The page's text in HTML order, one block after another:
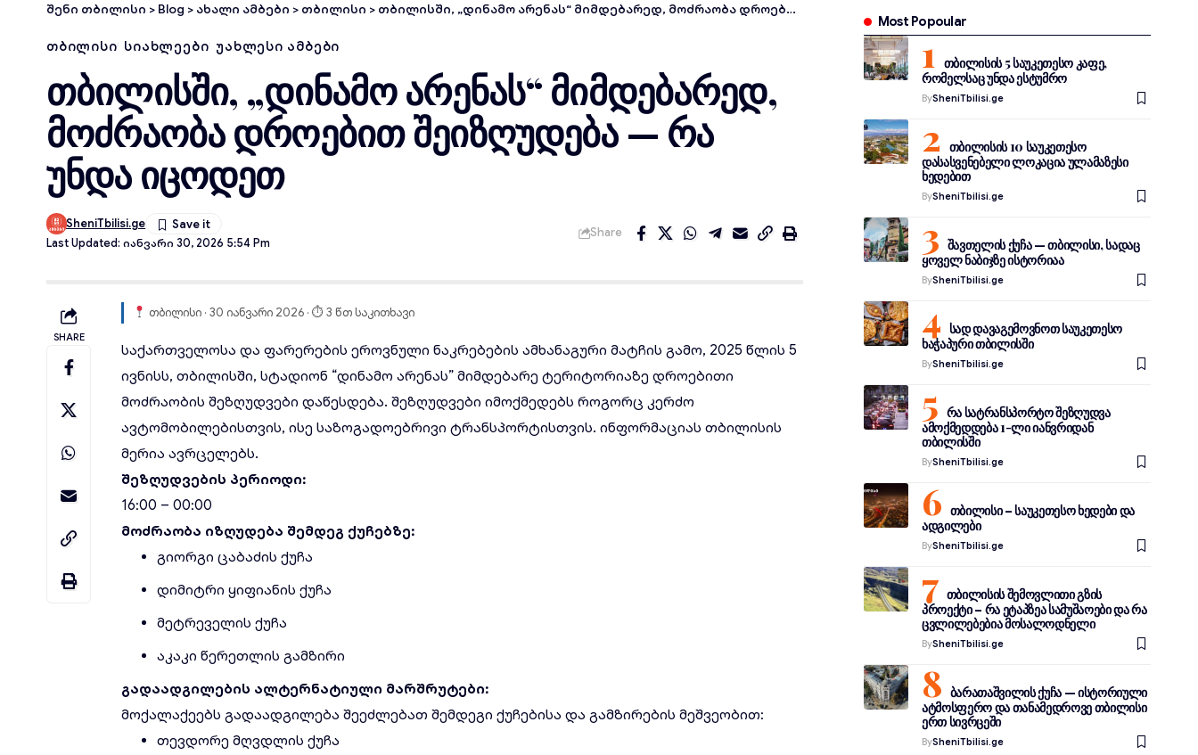
შენი თბილისი > Blog > ახალი ამბები > თბილისი > თბილისში, „დინამო არენას“ მიმდებარედ, მოძრაობა დროებით შეიზღუდება — რა უნდა იცოდეთ
ᲗᲑᲘᲚᲘᲡᲘ ᲡᲘᲐᲮᲚᲔᲔᲑᲘ ᲣᲐᲮᲚᲔᲡᲘ ᲐᲛᲑᲔᲑᲘ
თბილისში, „დინამო არენას“ მიმდებარედ,
მოძრაობა დროებით შეიზღუდება — რა
უნდა იცოდეთ
Last Updated: Იანვარი 30, 2026 5:54 Pm
SheniTbilisi.ge
Share
SHARE
თბილისი · 30 იანვარი 2026 · ⏱ 3 წთ საკითხავი
საქართველოსა და ფარერების ეროვნული ნაკრებების ამხანაგური მატჩის გამო, 2025 წლის 5
ივნისს, თბილისში, სტადიონ “დინამო არენას” მიმდებარე ტერიტორიაზე დროებითი
მოძრაობის შეზღუდვები დაწესდება. შეზღუდვები იმოქმედებს როგორც კერძო
ავტომობილებისთვის, ისე საზოგადოებრივი ტრანსპორტისთვის. ინფორმაციას თბილისის
მერია ავრცელებს.
შეზღუდვების პერიოდი:
16:00 – 00:00
მოძრაობა იზღუდება შემდეგ ქუჩებზე:
გიორგი ცაბაძის ქუჩა
დიმიტრი ყიფიანის ქუჩა
მეტრეველის ქუჩა
აკაკი წერეთლის გამზირი
გადაადგილების ალტერნატიული მარშრუტები:
მოქალაქეებს გადაადგილება შეეძლებათ შემდეგი ქუჩებისა და გამზირების მეშვეობით:
თევდორე მღვდლის ქუჩა
Most Popoular
თბილისის 5 საუკეთესო კაფე,
რომელსაც უნდა ესტუმრო
BySheniTbilisi.ge
თბილისის 10 საუკეთესო
დასასვენებელი ლოკაცია ულამაზესი
ხედებით
BySheniTbilisi.ge
შავთელის ქუჩა — თბილისი, სადაც
ყოველ ნაბიჯზე ისტორიაა
BySheniTbilisi.ge
სად დავაგემოვნოთ საუკეთესო
ხაჭაპური თბილისში
BySheniTbilisi.ge
რა სატრანსპორტო შეზღუდვა
ამოქმედდება 1-ლი იანვრიდან
თბილისში
BySheniTbilisi.ge
თბილისი – საუკეთესო ხედები და
ადგილები
BySheniTbilisi.ge
თბილისის შემოვლითი გზის
პროექტი – რა ეტაპზეა სამუშაოები და რა
ცვლილებებია მოსალოდნელი
BySheniTbilisi.ge
ბარათაშვილის ქუჩა — ისტორიული
ატმოსფერო და თანამედროვე თბილისი
ერთ სივრცეში
BySheniTbilisi.ge